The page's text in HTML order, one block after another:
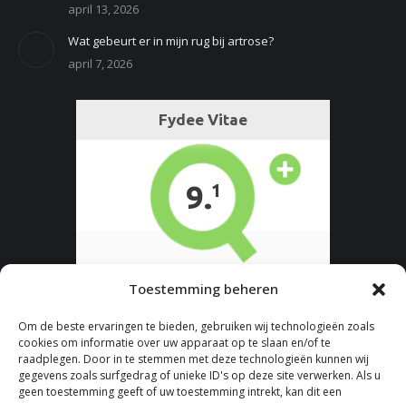
Toestemming beheren
Om de beste ervaringen te bieden, gebruiken wij technologieën zoals
cookies om informatie over uw apparaat op te slaan en/of te
raadplegen. Door in te stemmen met deze technologieën kunnen wij
gegevens zoals surfgedrag of unieke ID's op deze site verwerken. Als u
geen toestemming geeft of uw toestemming intrekt, kan dit een
april 13, 2026
Wat gebeurt er in mijn rug bij artrose?
april 7, 2026